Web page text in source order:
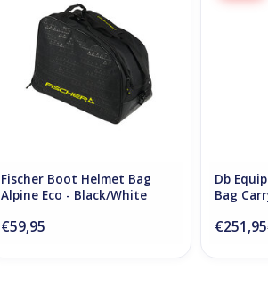
TOEVOEGEN AAN WINKELWAGEN
Fischer Boot Helmet Bag
Alpine Eco - Black/White
€59,95
Db
Bag
€251,95